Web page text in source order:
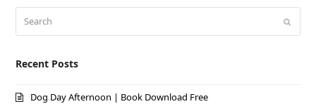
Recent Posts
Dog Day Afternoon | Book Download Free